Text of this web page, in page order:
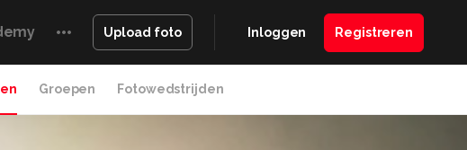
Upload foto Inloggen Registreren
Groepen Fotowedstrijden